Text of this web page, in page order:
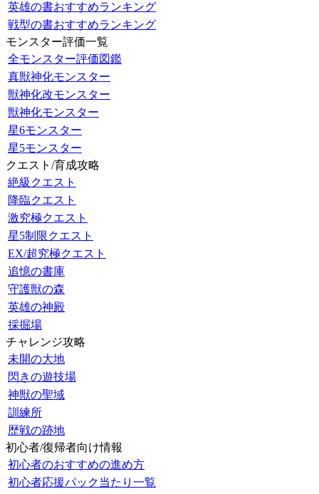
英雄の書おすすめランキング
戦型の書おすすめランキング
モンスター評価一覧
全モンスター評価図鑑
真獣神化モンスター
獣神化改モンスター
獣神化モンスター
星6モンスター
星5モンスター
クエスト/育成攻略
絶級クエスト
降臨クエスト
激究極クエスト
星5制限クエスト
EX/超究極クエスト
追憶の書庫
守護獣の森
英雄の神殿
採掘場
チャレンジ攻略
未開の大地
閃きの遊技場
神獣の聖域
訓練所
歴戦の跡地
初心者/復帰者向け情報
初心者のおすすめの進め方
初心者応援パック当たり一覧